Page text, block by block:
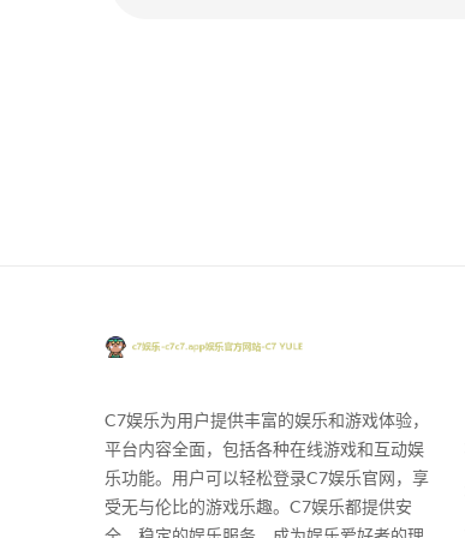
C7娱乐为用户提供丰富的娱乐和游戏体验，
平台内容全面，包括各种在线游戏和互动娱
乐功能。用户可以轻松登录C7娱乐官网，享
受无与伦比的游戏乐趣。C7娱乐都提供安